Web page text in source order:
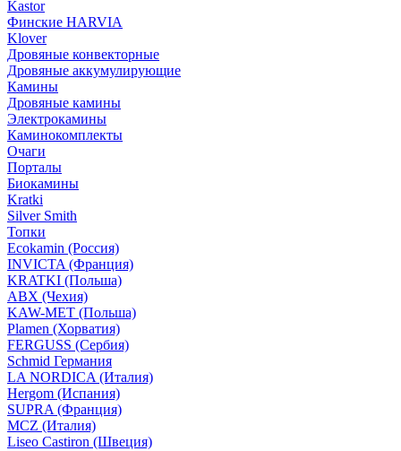
Kastor
Финские HARVIA
Klover
Дровяные конвекторные
Дровяные аккумулирующие
Камины
Дровяные камины
Электрокамины
Каминокомплекты
Очаги
Порталы
Биокамины
Kratki
Silver Smith
Топки
Ecokamin (Россия)
INVICTA (Франция)
KRATKI (Польша)
ABX (Чехия)
KAW-MET (Польша)
Plamen (Хорватия)
FERGUSS (Сербия)
Schmid Германия
LA NORDICA (Италия)
Hergom (Испания)
SUPRA (Франция)
MCZ (Италия)
Liseo Castiron (Швеция)